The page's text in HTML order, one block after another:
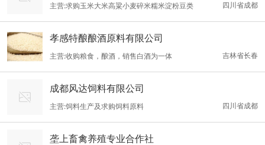
四川省成都
主营:求购玉米大米高粱小麦碎米糯米淀粉豆类
孝感特酿酿酒原料有限公司
吉林省长春
主营:收购粮食，酿酒，销售白酒为一体
成都风达饲料有限公司
四川省成都
主营:饲料生产及求购饲料原料
垄上畜禽养殖专业合作社